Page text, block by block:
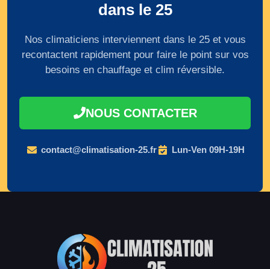
dans le 25
Nos climaticiens interviennent dans le 25 et vous
recontactent rapidement pour faire le point sur vos
besoins en chauffage et clim réversible.
NOUS CONTACTER
contact@climatisation-25.fr Lun-Ven 09H-19H